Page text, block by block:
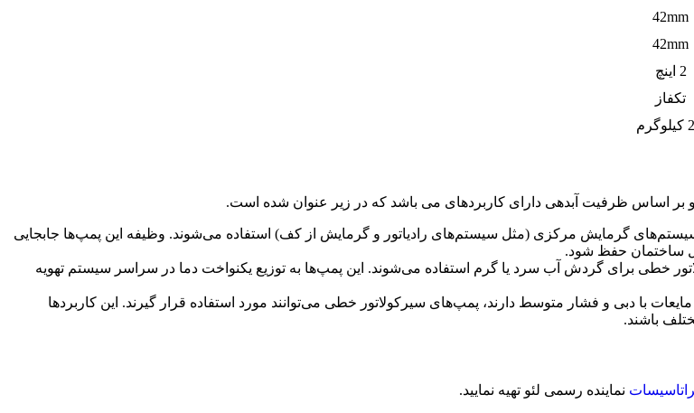
42mm
42mm
2 اینچ
تکفاز
بر اساس ظرفیت آبدهی دارای کاربردهای می باشد که در زیر عنوان شده است.
گرمایش مرکزی (مثل سیستم‌های رادیاتور و گرمایش از کف) استفاده می‌شوند. وظیفه این پمپ‌ها جابجایی
ساختمان حفظ شود.
خطی برای گردش آب سرد یا گرم استفاده می‌شوند. این پمپ‌ها به توزیع یکنواخت دما در سراسر سیستم تهویه
با دبی و فشار متوسط دارند، پمپ‌های سیرکولاتور خطی می‌توانند مورد استفاده قرار گیرند. این کاربردها
باشند.
نماینده رسمی لئو تهیه نمایید.